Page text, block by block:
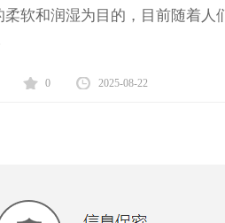
柔软和润湿为目的，目前随着
0 2025-08-22